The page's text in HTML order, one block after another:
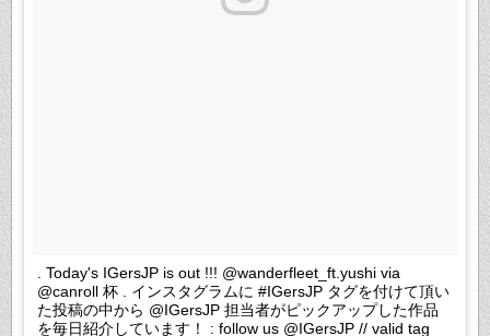
. Today's IGersJP is out !!! @wanderfleet_ft.yushi via
@canroll 杯 . インスタグラムに #IGersJP タグを付けて頂い
た投稿の中から @IGersJP 担当者がピックアップした作品
を毎日紹介しています！ : follow us @IGersJP // valid tag